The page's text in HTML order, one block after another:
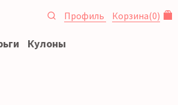
Профиль Корзина(0)
Кулоны